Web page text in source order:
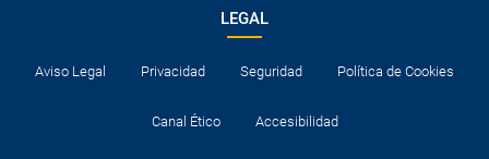
LEGAL
Aviso Legal Privacidad Seguridad Política de Cookies
Canal Ético Accesibilidad